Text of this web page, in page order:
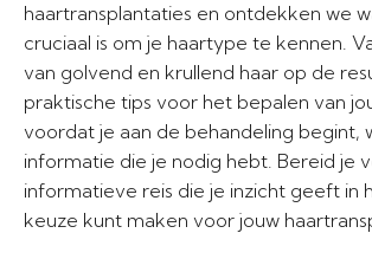
haartransplantaties en ontdekken we
cruciaal is om je haartype te kennen.
van golvend en krullend haar op de
praktische tips voor het bepalen van
voordat je aan de behandeling begint,
informatie die je nodig hebt. Bereid je
informatieve reis die je inzicht geeft in
keuze kunt maken voor jouw